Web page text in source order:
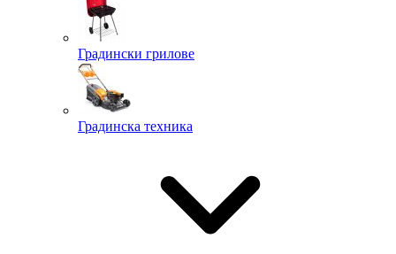
Градински грилове
Градинска техника